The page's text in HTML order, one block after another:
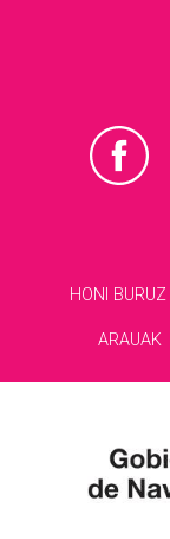
HONI BURUZ
ARAUAK